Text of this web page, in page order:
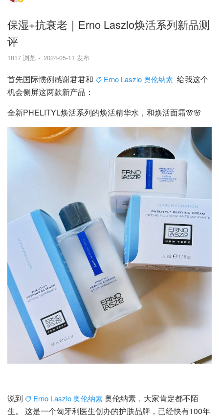
保湿+抗衰老｜Erno Laszlo焕活系列新品测
评
1817 浏览 2024-05-11 发布
首先国际惯例感谢君君和 Erno Laszlo 奥伦纳素 给我这个
机会侧屏这两款新产品：
全新PHELITYL焕活系列的焕活精华水，和焕活面霜🌸🌸
说到 Erno Laszlo 奥伦纳素奥伦纳素，大家肯定都不陌
生。 这是一个匈牙利医生创办的护肤品牌，已经快有100年